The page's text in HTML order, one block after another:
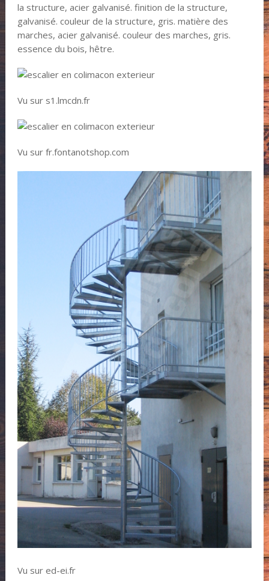
la structure, acier galvanisé. finition de la structure,
galvanisé. couleur de la structure, gris. matière des
marches, acier galvanisé. couleur des marches, gris.
essence du bois, hêtre.
Vu sur s1.lmcdn.fr
Vu sur fr.fontanotshop.com
Vu sur ed-ei.fr